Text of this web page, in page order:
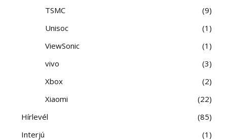
TSMC
9
Unisoc
1
ViewSonic
1
vivo
3
Xbox
2
Xiaomi
22
Hírlevél
85
Interjú
1